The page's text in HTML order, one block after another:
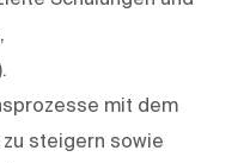
mit dem
steigern sowie